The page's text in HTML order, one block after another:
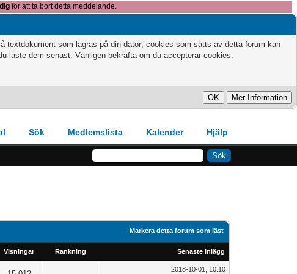
för att ta bort detta meddelande.
textdokument som lagras på din dator; cookies som sätts av detta forum kan
läste dem senast. Vänligen bekräfta om du accepterar cookies.
Sök Medlemslista Kalender Hjälp
Markera detta forum som läst
Visningar Rankning Senaste inlägg
2018-10-01, 10:10